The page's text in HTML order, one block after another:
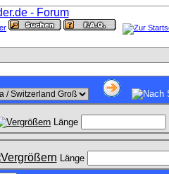
Länge
Länge